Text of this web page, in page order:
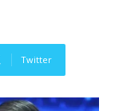
Twitter